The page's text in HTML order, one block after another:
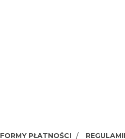
FORMY PŁATNOŚCI